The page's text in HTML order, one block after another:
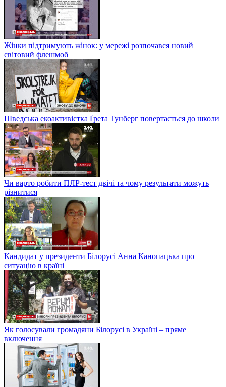
Жінки підтримують жінок: у мережі розпочався новий
світовий флешмоб
Шведська екоактивістка Ґрета Тунберг повертається до школи
Чи варто робити ПЛР-тест двічі та чому результати можуть
різнитися
Кандидат у президенти Білорусі Анна Канопацька про
ситуацію в країні
Як голосували громадяни Білорусі в Україні – пряме
включення